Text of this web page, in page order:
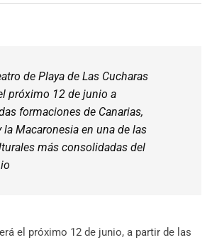
de Playa de Las Cucharas
próximo 12 de junio a
formaciones de Canarias,
la Macaronesia en una de las
más consolidadas del
el próximo 12 de junio, a partir de las